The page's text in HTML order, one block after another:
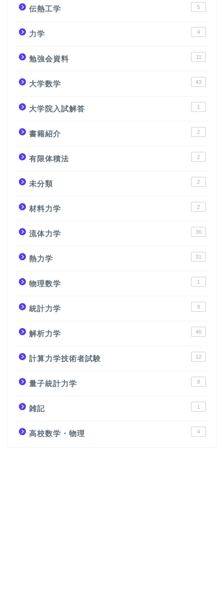
伝熱工学 5
力学 4
勉強会資料 11
大学数学 43
大学院入試解答 1
書籍紹介 2
有限体積法 2
未分類 2
材料力学 2
流体力学 36
熱力学 31
物理数学 1
統計力学 9
解析力学 46
計算力学技術者試験 12
量子統計力学 8
雑記 1
高校数学・物理 4